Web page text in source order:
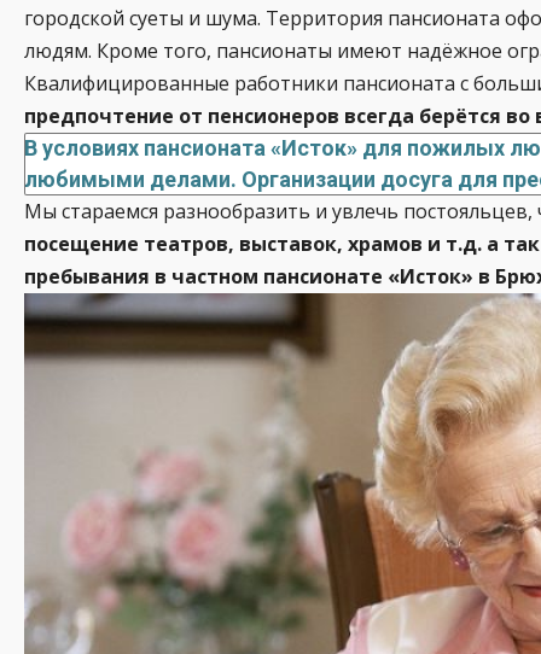
городской суеты и шума. Территория пансионата
людям. Кроме того, пансионаты имеют надёжное
Квалифицированные работники пансионата с
предпочтение от пенсионеров всегда берётся
В условиях пансионата «Исток» для пожилых
любимыми делами. Организации досуга для
Мы стараемся разнообразить и увлечь
посещение театров, выставок, храмов и т.д. а
пребывания в частном пансионате «Исток» в